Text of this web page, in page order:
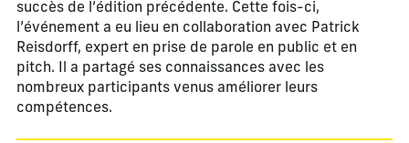
succès de l’édition précédente. Cette fois-ci,
l’événement a eu lieu en collaboration avec Patrick
Reisdorff, expert en prise de parole en public et en
pitch. Il a partagé ses connaissances avec les
nombreux participants venus améliorer leurs
compétences.